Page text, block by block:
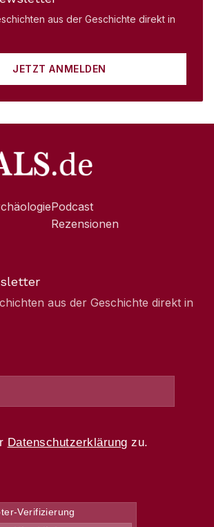
aus der Geschichte direkt in
JETZT ANMELDEN
Podcast
Rezensionen
aus der Geschichte direkt in